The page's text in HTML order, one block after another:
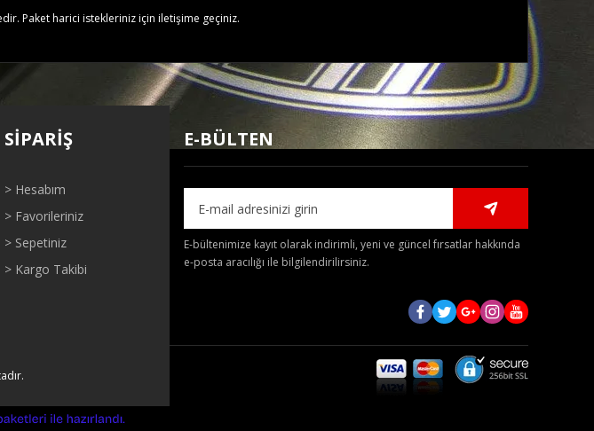
Paket harici istekleriniz için iletişime geçiniz.
öneri formunu kullanarak tarafımıza iletebilirsiniz.
SİPARİŞ
> Hesabım
> Favorileriniz
> Sepetiniz
> Kargo Takibi
E-BÜLTEN
E-bültenimize kayıt olarak indirimli, yeni ve güncel fırsatlar hakkında
e-posta aracılığı ile bilgilendirilirsiniz.
e-